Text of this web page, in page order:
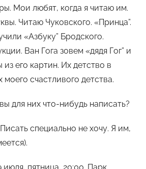
Мои любят, когда я читаю им.
Читаю Чуковского. «Принца”.
«Азбуку” Бродского.
Ван Гога зовем «дядя Гог” и
его картин. Их детство в
счастливого детства.
для них что-нибудь написать?
специально не хочу. Я им,